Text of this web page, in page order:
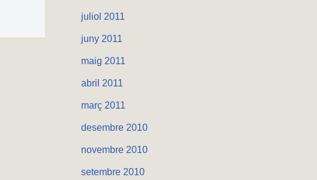
juliol 2011
juny 2011
maig 2011
abril 2011
març 2011
desembre 2010
novembre 2010
setembre 2010